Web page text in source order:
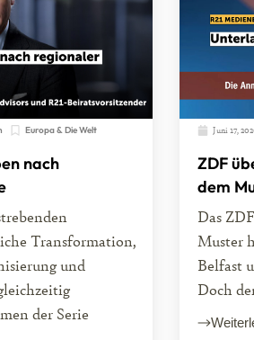
Europa & Die Welt
nach
Transformation,
und
der Serie
Juni 17,
ZDF
dem
Das
Muster
Belfast
Doch